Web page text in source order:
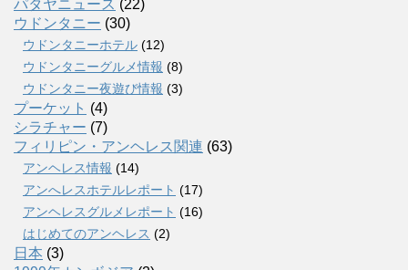
パタヤニュース (22)
ウドンタニー (30)
ウドンタニーホテル (12)
ウドンタニーグルメ情報 (8)
ウドンタニー夜遊び情報 (3)
プーケット (4)
シラチャー (7)
フィリピン・アンヘレス関連 (63)
アンヘレス情報 (14)
アンへレスホテルレポート (17)
アンヘレスグルメレポート (16)
はじめてのアンヘレス (2)
日本 (3)